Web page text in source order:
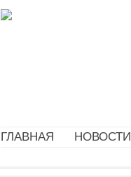
ГЛАВНАЯ НОВОСТИ